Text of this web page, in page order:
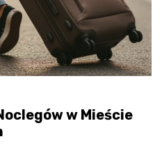
w Mieście